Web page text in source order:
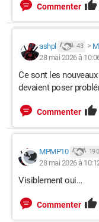
Commenter
ashpl 43 >
28 mai 2026 à
Ce sont les
devaient poser
Commenter
MPMP10 19
28 mai 2026 à
Visiblement oui…
Commenter